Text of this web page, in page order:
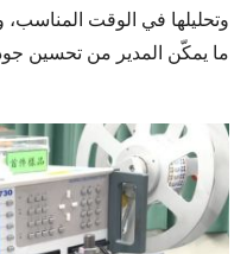
وتحليلها في الوقت المناسب،
ما يمكّن المدير من تحسين